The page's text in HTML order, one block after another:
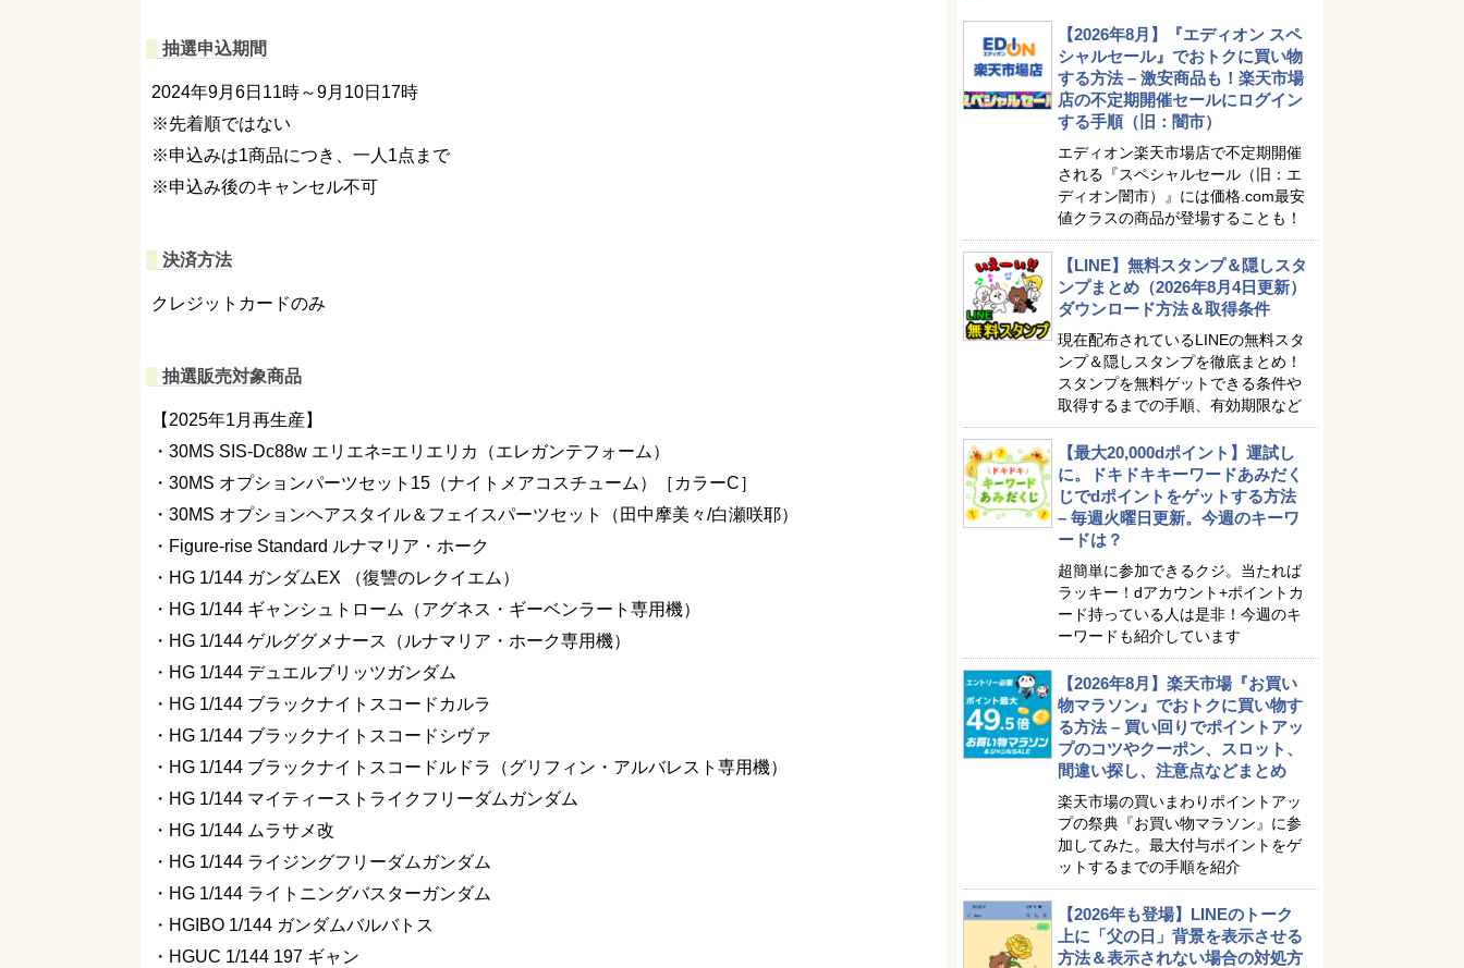
抽選申込期間
2024年9月6日11時～9月10日17時
※先着順ではない
※申込みは1商品につき、一人1点まで
※申込み後のキャンセル不可
決済方法
クレジットカードのみ
抽選販売対象商品
【2025年1月再生産】
・30MS SIS-Dc88w エリエネ=エリエリカ（エレガンテフォーム）
・30MS オプションパーツセット15（ナイトメアコスチューム）［カラーC］
・30MS オプションヘアスタイル＆フェイスパーツセット（田中摩美々/白瀬咲耶）
・Figure-rise Standard ルナマリア・ホーク
・HG 1/144 ガンダムEX （復讐のレクイエム）
・HG 1/144 ギャンシュトローム（アグネス・ギーベンラート専用機）
・HG 1/144 ゲルググメナース（ルナマリア・ホーク専用機）
・HG 1/144 デュエルブリッツガンダム
・HG 1/144 ブラックナイトスコードカルラ
・HG 1/144 ブラックナイトスコードシヴァ
・HG 1/144 ブラックナイトスコードルドラ（グリフィン・アルバレスト専用機）
・HG 1/144 マイティーストライクフリーダムガンダム
・HG 1/144 ムラサメ改
・HG 1/144 ライジングフリーダムガンダム
・HG 1/144 ライトニングバスターガンダム
・HGIBO 1/144 ガンダムバルバトス
・HGUC 1/144 197 ギャン
【2026年8月】『エディオン スペ
シャルセール』でおトクに買い物
する方法 – 激安商品も！楽天市場
店の不定期開催セールにログイン
する手順（旧：闇市）
エディオン楽天市場店で不定期開催
される『スペシャルセール（旧：エ
ディオン闇市）』には価格.com最安
値クラスの商品が登場することも！
【LINE】無料スタンプ＆隠しスタ
ンプまとめ（2026年8月4日更新）
ダウンロード方法＆取得条件
現在配布されているLINEの無料スタ
ンプ＆隠しスタンプを徹底まとめ！
スタンプを無料ゲットできる条件や
取得するまでの手順、有効期限など
【最大20,000dポイント】運試し
に。ドキドキキーワードあみだく
じでdポイントをゲットする方法
– 毎週火曜日更新。今週のキーワ
ードは？
超簡単に参加できるクジ。当たれば
ラッキー！dアカウント+ポイントカ
ード持っている人は是非！今週のキ
ーワードも紹介しています
【2026年8月】楽天市場『お買い
物マラソン』でおトクに買い物す
る方法 – 買い回りでポイントアッ
プのコツやクーポン、スロット、
間違い探し、注意点などまとめ
楽天市場の買いまわりポイントアッ
プの祭典『お買い物マラソン』に参
加してみた。最大付与ポイントをゲ
ットするまでの手順を紹介
【2026年も登場】LINEのトーク
上に「父の日」背景を表示させる
方法＆表示されない場合の対処方